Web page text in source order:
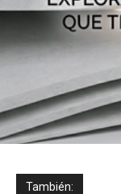
También: